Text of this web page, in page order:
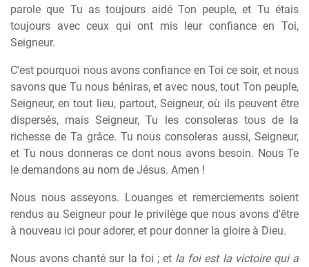
parole que Tu as toujours aidé Ton peuple, et Tu étais
toujours avec ceux qui ont mis leur confiance en Toi,
Seigneur.
C'est pourquoi nous avons confiance en Toi ce soir, et nous
savons que Tu nous béniras, et avec nous, tout Ton peuple,
Seigneur, en tout lieu, partout, Seigneur, où ils peuvent être
dispersés, mais Seigneur, Tu les consoleras tous de la
richesse de Ta grâce. Tu nous consoleras aussi, Seigneur,
et Tu nous donneras ce dont nous avons besoin. Nous Te
le demandons au nom de Jésus. Amen !
Nous nous asseyons. Louanges et remerciements soient
rendus au Seigneur pour le privilège que nous avons d'être
à nouveau ici pour adorer, et pour donner la gloire à Dieu.
Nous avons chanté sur la foi ; et la foi est la victoire qui a